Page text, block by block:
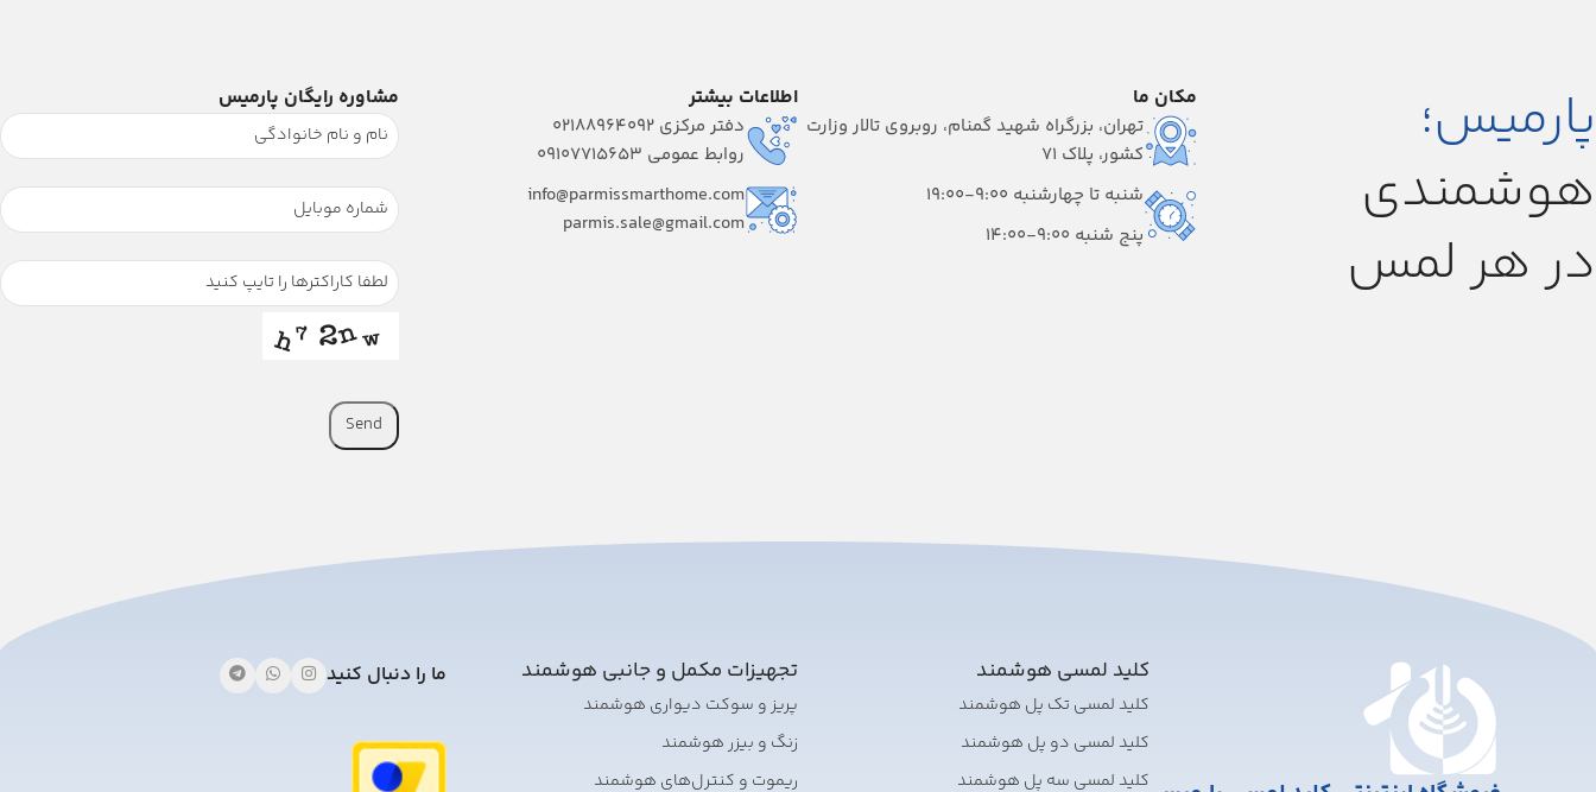
پارمیس؛
هوشمندی
در هر لمس
مکان ما
تهران، بزرگراه شهید گمنام، روبروی تالار وزارت
کشور، پلاک ۷۱
شنبه تا چهارشنبه 9:00-19:00
پنج شنبه 9:00-14:00
اطلاعات بیشتر
دفتر مرکزی 02188964092
روابط عمومی 09107715653
info@parmissmarthome.com
parmis.sale@gmail.com
مشاوره رایگان پارمیس
Send
be
کلید لمسی هوشمند
کلید لمسی تک پل هوشمند
کلید لمسی دو پل هوشمند
کلید لمسی سه پل هوشمند
تجهیزات مکمل و جانبی هوشمند
پریز و سوکت دیواری هوشمند
زنگ و بیزر هوشمند
ریموت و کنترل‌های هوشمند
ما را دنبال کنید